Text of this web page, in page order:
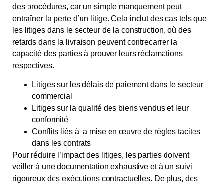
des procédures, car un simple manquement peut
entraîner la perte d’un litige. Cela inclut des cas tels que
les litiges dans le secteur de la construction, où des
retards dans la livraison peuvent contrecarrer la
capacité des parties à prouver leurs réclamations
respectives.
Litiges sur les délais de paiement dans le secteur
commercial
Litiges sur la qualité des biens vendus et leur
conformité
Conflits liés à la mise en œuvre de règles tacites
dans les contrats
Pour réduire l’impact des litiges, les parties doivent
veiller à une documentation exhaustive et à un suivi
rigoureux des exécutions contractuelles. De plus, des